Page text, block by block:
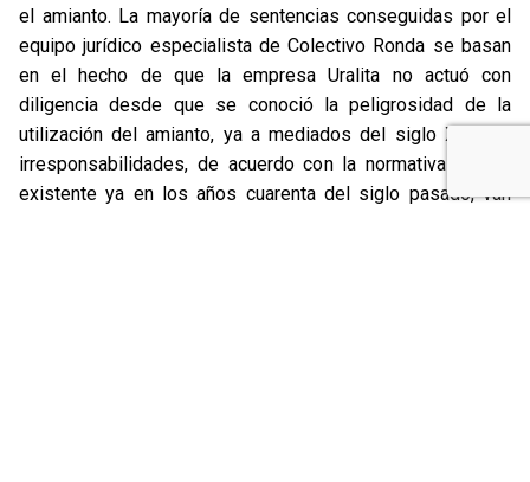
el amianto. La mayoría de sentencias conseguidas por el
equipo jurídico especialista de Colectivo Ronda se basan
en el hecho de que la empresa Uralita no actuó con
diligencia desde que se conoció la peligrosidad de la
utilización del amianto, ya a mediados del siglo XX. Las
irresponsabilidades, de acuerdo con la normativa laboral
existente ya en los años cuarenta del siglo pasado, van